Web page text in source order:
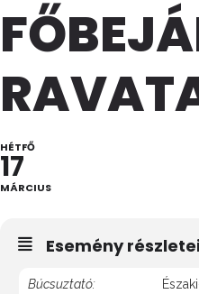
HÉTFŐ
17
MÁRCIUS
Esemény
Búcsuztató: